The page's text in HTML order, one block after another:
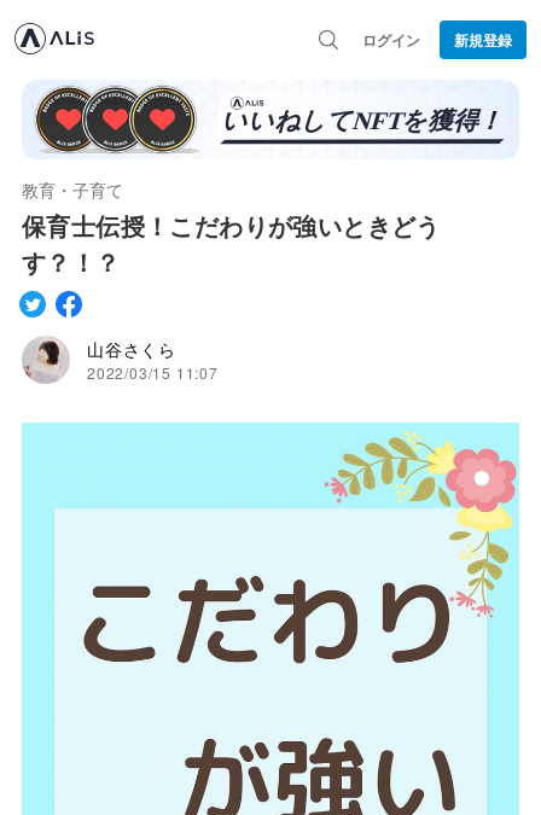
ログイン 新規登録
教育・子育て
保育士伝授！こだわりが強いときどう
す？！？
山谷さくら
2022/03/15 11:07